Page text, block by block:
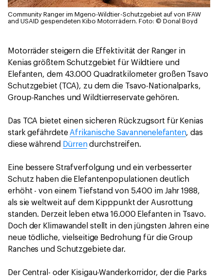
Community Ranger im Mgeno-Wildtier-Schutzgebiet auf von IFAW
and USAID gespendeten Kibo Motorrädern. Foto: © Donal Boyd
Motorräder steigern die Effektivität der Ranger in
Kenias größtem Schutzgebiet für Wildtiere und
Elefanten, dem 43.000 Quadratkilometer großen Tsavo
Schutzgebiet (TCA), zu dem die Tsavo-Nationalparks,
Group-Ranches und Wildtierreservate gehören.
Das TCA bietet einen sicheren Rückzugsort für Kenias
stark gefährdete Afrikanische Savannenelefanten, das
diese während Dürrendurchstreifen.
Eine bessere Strafverfolgung und ein verbesserter
Schutz haben die Elefantenpopulationen deutlich
erhöht - von einem Tiefstand von 5.400 im Jahr 1988,
als sie weltweit auf dem Kipppunkt der Ausrottung
standen. Derzeit leben etwa 16.000 Elefanten in Tsavo.
Doch der Klimawandel stellt in den jüngsten Jahren eine
neue tödliche, vielseitige Bedrohung für die Group
Ranches und Schutzgebiete dar.
Der Central- oder Kisigau-Wanderkorridor, der die Parks